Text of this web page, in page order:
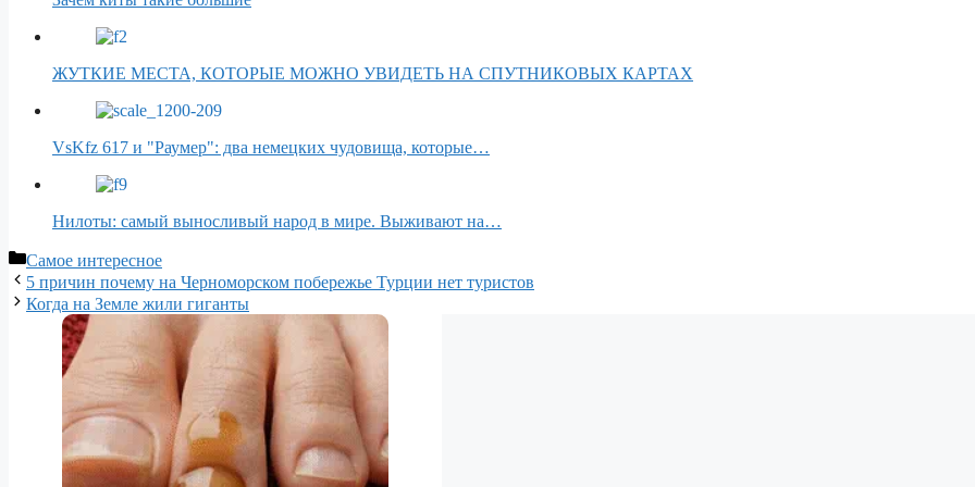
ЖУТКИЕ МЕСТА, КОТОРЫЕ МОЖНО УВИДЕТЬ НА СПУТНИКОВЫХ КАРТАХ
VsKfz 617 и "Раумер": два немецких чудовища, которые…
Нилоты: самый выносливый народ в мире. Выживают на…
Рубрики
Самое интересное
5 причин почему на Черноморском побережье Турции нет туристов
Когда на Земле жили гиганты